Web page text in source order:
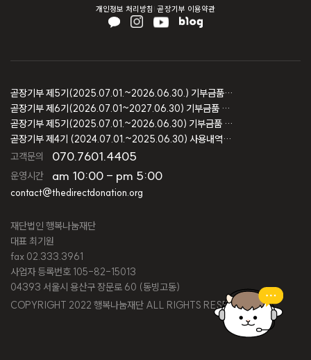
개인정보 처리방침 곧장기부 이용약관
고객문의 070.7601.4405
운영시간 am 10:00 - pm 5:00
contact@thedirectdonation.org
재단법인 행복나눔재단
대표 최기원
fax 02.333.3961
사업자 등록번호 105-82-15013
04393 서울시 용산구 장문로 60 (동빙고동)
COPYRIGHT 2022 행복나눔재단 ALL RIGHTS RESERVED.
곧장기부 제5기(2025.07.01.~2026.06.30.) 기부금품 모집결과 보고
곧장기부 제6기(2026.07.01~2027.06.30) 기부금품 모집등록 보고
곧장기부 제5기(2025.07.01.~2026.06.30) 기부금품 모집등록 보고
곧장기부 제4기 (2024.07.01.~2025.06.30) 사용내역 및 회계감사 보고